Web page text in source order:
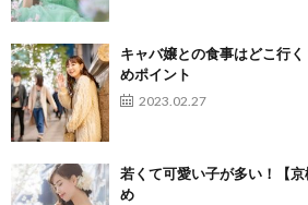
キャバ嬢との食事はどこ行
めポイント
2023.02.27
若くて可愛い子が多い！【
め